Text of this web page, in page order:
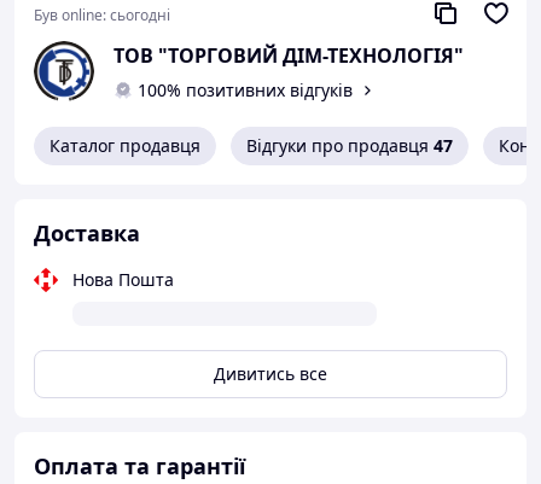
Був online:сьогодні
ТОВ "ТОРГОВИЙ ДІМ-ТЕХНОЛОГІЯ"
100% позитивних відгуків
Каталог продавця Відгуки про продавця 47
Доставка
Нова Пошта
Дивитись все
Оплата та гарантії